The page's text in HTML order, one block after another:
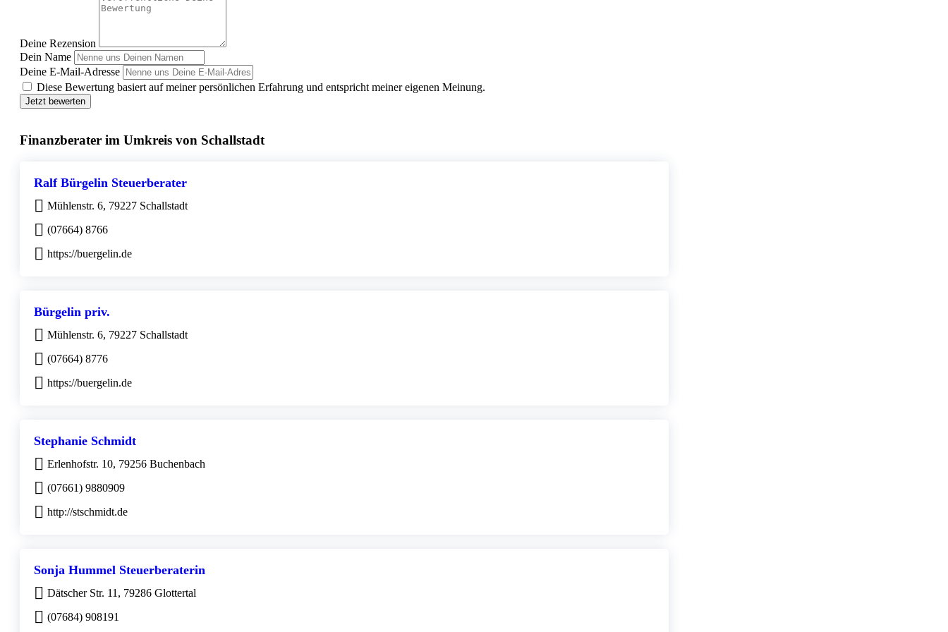
Deine Rezension
Dein Name
Deine E-Mail-Adresse
Diese Bewertung basiert auf meiner persönlichen Erfahrung und entspricht meiner eigenen Meinung.
Jetzt bewerten
Finanzberater im Umkreis von Schallstadt
Ralf Bürgelin Steuerberater
Mühlenstr. 6, 79227 Schallstadt
(07664) 8766
https://buergelin.de
Bürgelin priv.
Mühlenstr. 6, 79227 Schallstadt
(07664) 8776
https://buergelin.de
Stephanie Schmidt
Erlenhofstr. 10, 79256 Buchenbach
(07661) 9880909
http://stschmidt.de
Sonja Hummel Steuerberaterin
Dätscher Str. 11, 79286 Glottertal
(07684) 908191